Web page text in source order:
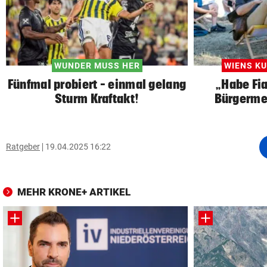
WUNDER MUSS HER
Fünfmal probiert – einmal gelang
Sturm Kraftakt!
WIENS
„Habe
Ratgeber 19.04.2025 16:22
MEHR KRONE+ ARTIKEL